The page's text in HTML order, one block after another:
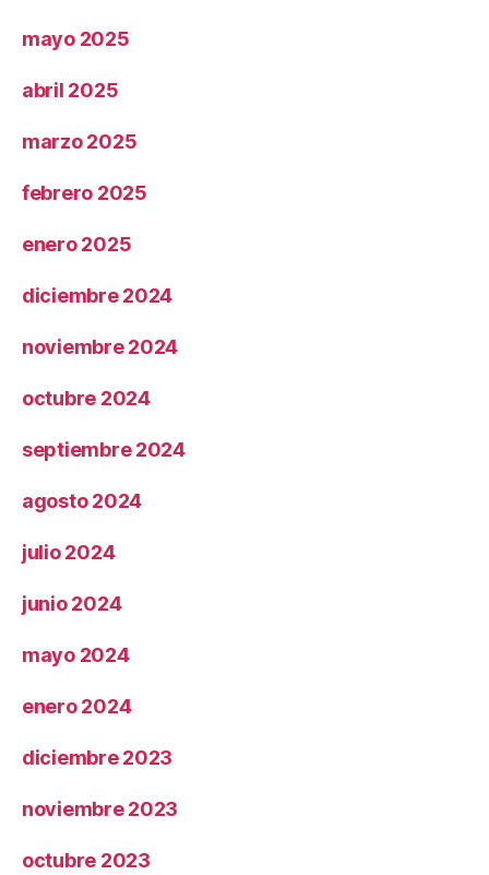
mayo 2025
abril 2025
marzo 2025
febrero 2025
enero 2025
diciembre 2024
noviembre 2024
octubre 2024
septiembre 2024
agosto 2024
julio 2024
junio 2024
mayo 2024
enero 2024
diciembre 2023
noviembre 2023
octubre 2023